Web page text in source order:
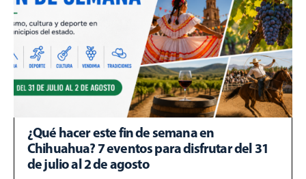
¿Qué hacer este fin de semana en
Chihuahua? 7 eventos para disfrutar del 31
de julio al 2 de agosto